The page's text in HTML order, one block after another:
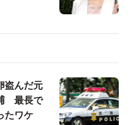
盗んだ元
最長で
たワケ